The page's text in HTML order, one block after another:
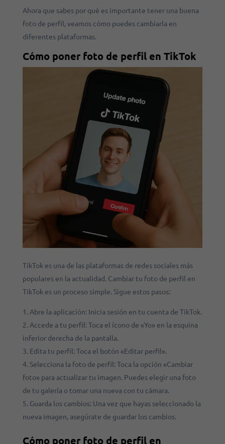
Ahora que sabes por qué es importante tener una buena
foto de perfil, veamos cómo puedes cambiarla en
diferentes plataformas.
Cómo poner foto de perfil en TikTok
TikTok es una de las plataformas de redes sociales más
populares en la actualidad. Cambiar tu foto de perfil en
TikTok es un proceso simple. Sigue estos pasos:
Abre la aplicación: Inicia sesión en tu cuenta de TikTok.
Accede a tu perfil: Toca el ícono de «Yo» en la esquina
inferior derecha de la pantalla.
Edita tu perfil: Toca el botón «Editar perfil».
Selecciona la foto de perfil: Toca la opción «Cambiar
foto» para actualizar tu imagen. Puedes elegir una foto
de tu galería o tomar una nueva con tu cámara.
Guarda los cambios: Una vez que hayas seleccionado la
nueva imagen, asegúrate de guardar los cambios.
Cómo poner foto de perfil en